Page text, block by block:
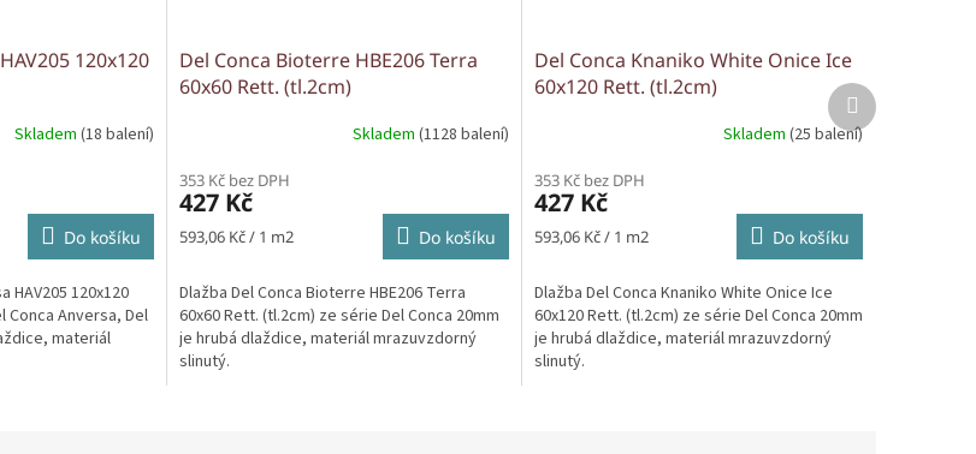
120x120
Skladem (18 balení)
Do košíku
HAV205 120x120
Conca Anversa, Del
materiál
Del Conca Bioterre HBE206 Terra
60x60 Rett. (tl.2cm)
Skladem (1128 balení)
353 Kč bez DPH
427 Kč
Měrná
593,06 Kč / 1 m2 Do košíku
Dlažba Del Conca Bioterre HBE206 Terra
60x60 Rett. (tl.2cm) ze série Del Conca 20mm
je hrubá dlaždice, materiál mrazuvzdorný
slinutý.
Del Conca Knaniko White Onice Ice
60x120 Rett. (tl.2cm)
Skladem (25 balení)
353 Kč bez DPH
427 Kč
Měrná
593,06 Kč / 1 m2 Do košíku
Dlažba Del Conca Knaniko White Onice Ice
60x120 Rett. (tl.2cm) ze série Del Conca 20mm
je hrubá dlaždice, materiál mrazuvzdorný
slinutý.
Další
produkt